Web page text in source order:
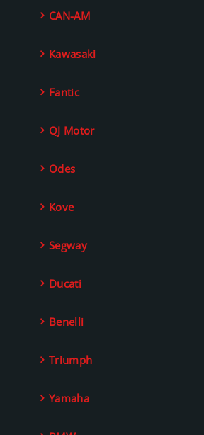
CAN-AM
Kawasaki
Fantic
QJ Motor
Odes
Kove
Segway
Ducati
Benelli
Triumph
Yamaha